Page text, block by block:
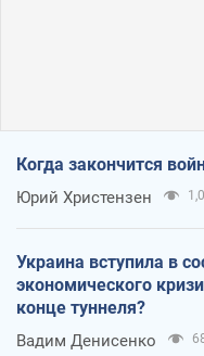
Когда закончится
Юрий Христензен
Украина вступила в
экономического
конце туннеля?
Вадим Денисенко